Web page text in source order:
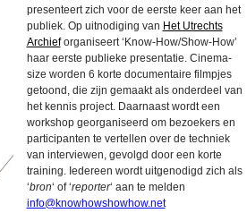
presenteert zich voor de eerste keer aan het
publiek. Op uitnodiging van Het Utrechts
Archieforganiseert ‘Know-How/Show-How’
haar eerste publieke presentatie. Cinema-
size worden 6 korte documentaire filmpjes
getoond, die zijn gemaakt als onderdeel van
het kennis project. Daarnaast wordt een
workshop georganiseerd om bezoekers en
participanten te vertellen over de techniek
van interviewen, gevolgd door een korte
training. Iedereen wordt uitgenodigd zich als
‘bron‘ of ‘reporter‘ aan te melden
info@knowhowshowhow.net